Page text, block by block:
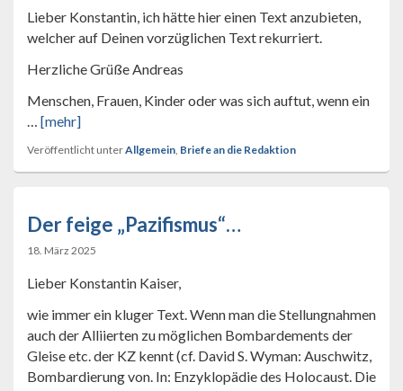
Lieber Konstantin, ich hätte hier einen Text anzubieten,
welcher auf Deinen vorzüglichen Text rekurriert.
Herzliche Grüße Andreas
Menschen, Frauen, Kinder oder was sich auftut, wenn ein
… [mehr]
Veröffentlicht unterAllgemein, Briefe an die Redaktion
Der feige „Pazifismus“…
18. März 2025
Lieber Konstantin Kaiser,
wie immer ein kluger Text. Wenn man die Stellungnahmen
auch der Alliierten zu möglichen Bombardements der
Gleise etc. der KZ kennt (cf. David S. Wyman: Auschwitz,
Bombardierung von. In: Enzyklopädie des Holocaust. Die